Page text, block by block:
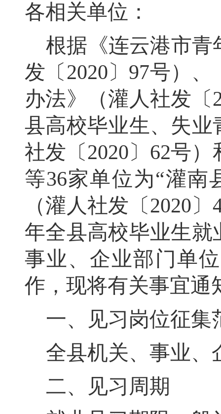
各相关单位：
根据 《连云港市
发〔 2020〕 97号）、
办法》（灌 人社发〔
县高校毕业生、失
社发〔2020〕 62号）
等36家单位为“灌南
（灌 人社发〔2020〕
年全县高校毕业生就
事业、企业部门单
作，现将有关事宜通
一、见习岗位征集
全县机关、事业、
二、见习周期